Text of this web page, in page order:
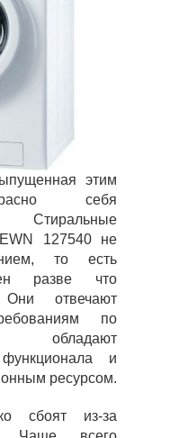
этим
себя
Стиральные
127540 не
то есть
разве что
Они отвечают
по
обладают
и
ресурсом.
сбоят из-за